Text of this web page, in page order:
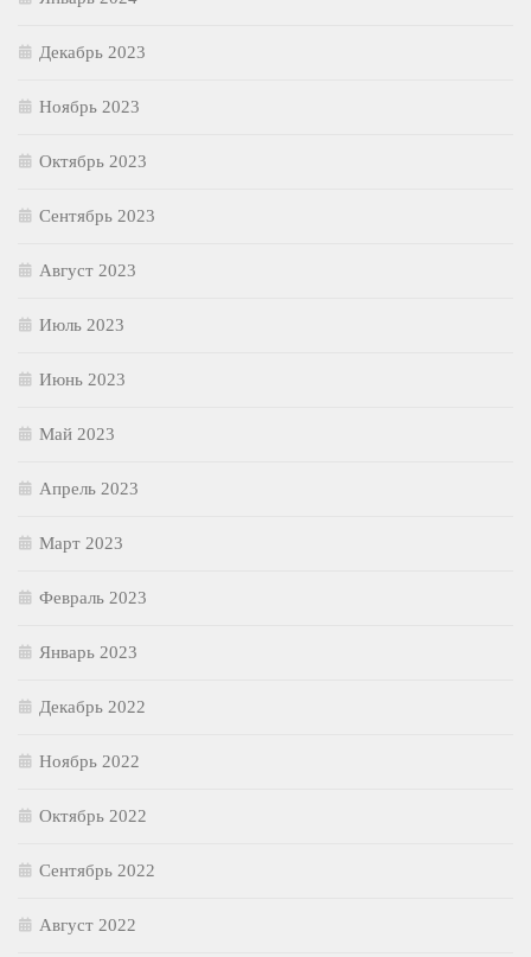
Декабрь 2023
Ноябрь 2023
Октябрь 2023
Сентябрь 2023
Август 2023
Июль 2023
Июнь 2023
Май 2023
Апрель 2023
Март 2023
Февраль 2023
Январь 2023
Декабрь 2022
Ноябрь 2022
Октябрь 2022
Сентябрь 2022
Август 2022